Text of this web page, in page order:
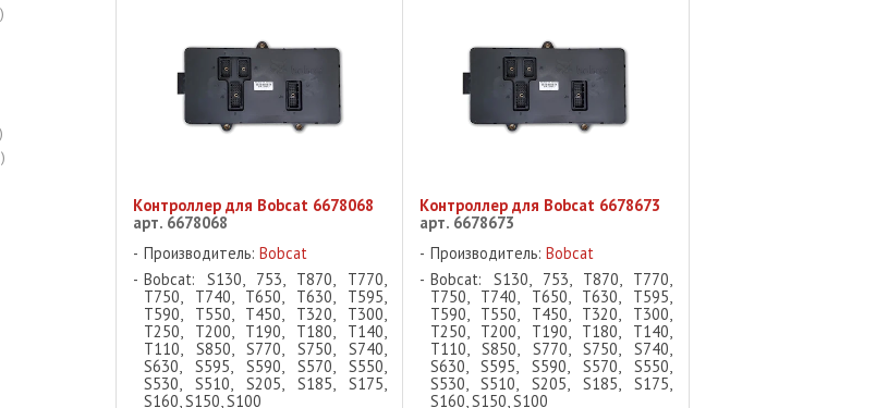
Контроллер для Bobcat 6678068
арт. 6678068
Производитель: Bobcat
Bobcat: S130, 753, T870, T770,
T750, T740, T650, T630, T595,
T590, T550, T450, T320, T300,
T250, T200, T190, T180, T140,
T110, S850, S770, S750, S740,
S630, S595, S590, S570, S550,
S530, S510, S205, S185, S175,
S160, S150, S100
Контроллер для Bobcat 6678673
арт. 6678673
Производитель: Bobcat
Bobcat: S130, 753, T870, T770,
T750, T740, T650, T630, T595,
T590, T550, T450, T320, T300,
T250, T200, T190, T180, T140,
T110, S850, S770, S750, S740,
S630, S595, S590, S570, S550,
S530, S510, S205, S185, S175,
S160, S150, S100